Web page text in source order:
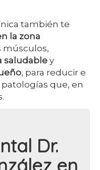
también te
la zona
músculos,
saludabley
, para reducir e
que, en
Dr.
en